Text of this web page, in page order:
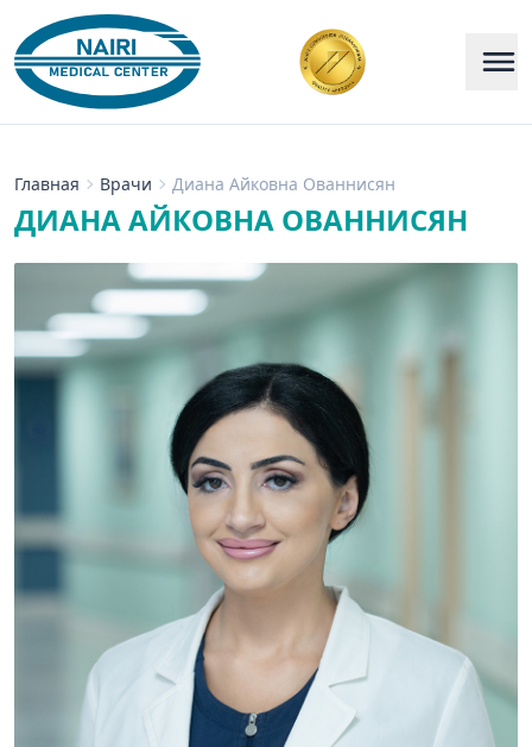
Главная Врачи Диана Айковна Ованнисян
ДИАНА АЙКОВНА ОВАННИСЯН